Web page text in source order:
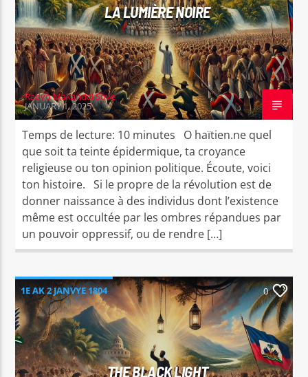
LA LUMIÈRE NOIRE
Radyo Makandal Sove
JANUARY 1, 2025
Temps de lecture: 10 minutes O haïtien.ne quel
que soit ta teinte épidermique, ta croyance
religieuse ou ton opinion politique. Écoute, voici
ton histoire. Si le propre de la révolution est de
donner naissance à des individus dont l’existence
même est occultée par les ombres répandues par
un pouvoir oppressif, ou de rendre […]
1E AK 2 JANVYE 1804 0
THE BLACK LIGHT